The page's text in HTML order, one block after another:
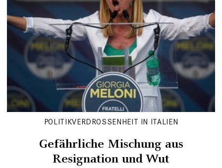
POLITIKVERDROSSENHEIT IN ITALIEN
Gefährliche Mischung aus
Resignation und Wut